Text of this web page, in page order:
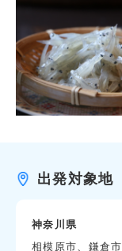
出発対象地
神奈川県
相模原市、鎌倉市